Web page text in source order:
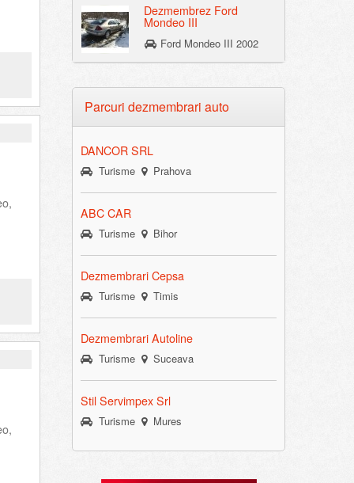
Dezmembrez Ford
Mondeo III
Ford Mondeo III 2002
Parcuri dezmembrari auto
DANCOR SRL
Turisme Prahova
ABC CAR
Turisme Bihor
Dezmembrari Cepsa
Turisme Timis
Dezmembrari Autoline
Turisme Suceava
Stil Servimpex Srl
Turisme Mures